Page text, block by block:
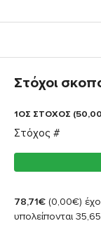
Στόχοι
1ΟΣ ΣΤΟΧΟΣ
Στόχος #
78,71€ (0,00€)
υπολείπονται